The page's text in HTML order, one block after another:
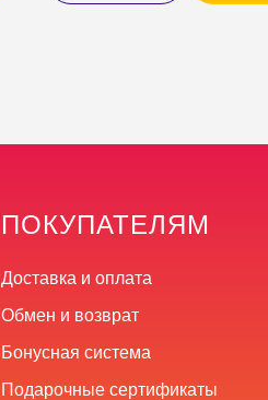
ПОКУПАТЕЛЯМ
Доставка и оплата
Обмен и возврат
Подарочные сертификаты
Бонусная система